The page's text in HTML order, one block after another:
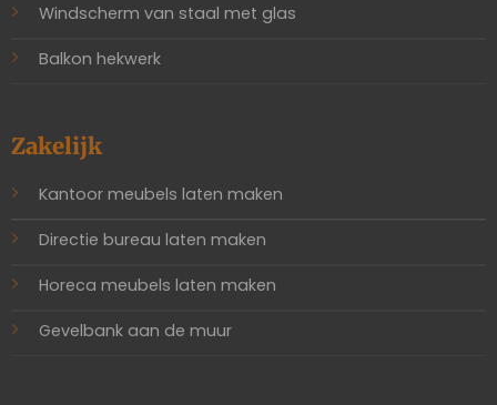
Windscherm van staal met glas
Balkon hekwerk
Zakelijk
Kantoor meubels laten maken
Directie bureau laten maken
Horeca meubels laten maken
Gevelbank aan de muur